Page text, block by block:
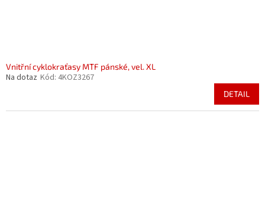
Vnitřní cyklokraťasy MTF pánské, vel. XL
Na dotaz Kód: 4KOZ3267
DETAIL